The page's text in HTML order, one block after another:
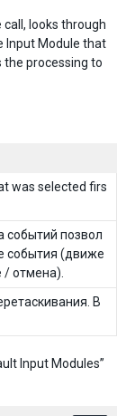
call, looks through
Input Module that
the processing to
was selected firs
событий позвол
события (движе
отмена).
В
Input Modules”